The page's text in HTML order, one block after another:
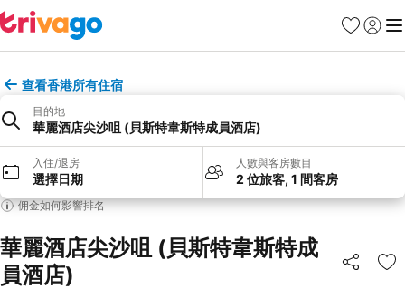
收藏夾
登入 選
查看香港所有住宿
目的地
華麗酒店尖沙咀 (貝斯特韋斯特成員酒店)
入住/退房
選擇日期
人數與客房數目
2 位旅客, 1 間客房
佣金如何影響排名
華麗酒店尖沙咀 (貝斯特韋斯特成
員酒店)
分享 放